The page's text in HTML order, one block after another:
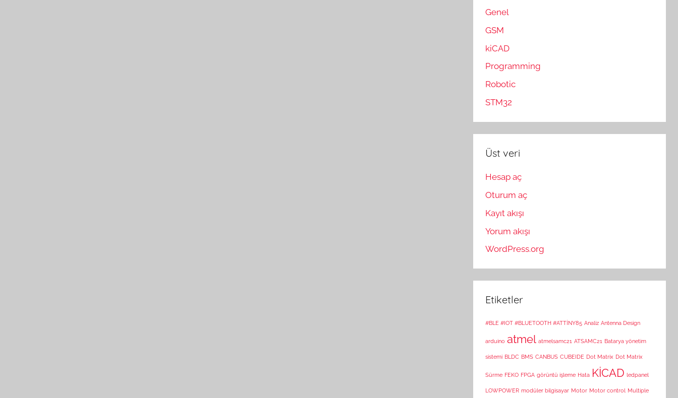
Genel
GSM
kiCAD
Programming
Robotic
STM32
Üst veri
Hesap aç
Oturum aç
Kayıt akışı
Yorum akışı
WordPress.org
Etiketler
#BLE #IOT #BLUETOOTH #ATTİNY85 Analiz Antenna Design
arduino atmel atmelsamc21 ATSAMC21 Batarya yönetim
sistemi BLDC BMS CANBUS CUBEIDE Dot Matrix Dot Matrix
Sürme FEKO FPGA görüntü işleme Hata KİCAD ledpanel
LOWPOWER modüler bilgisayar Motor Motor control Multiple